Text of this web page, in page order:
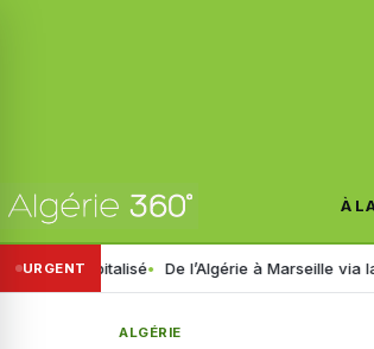
À
URGENT
De l’Algérie à Marseille via la Sardaigne: les
ALGÉRIE